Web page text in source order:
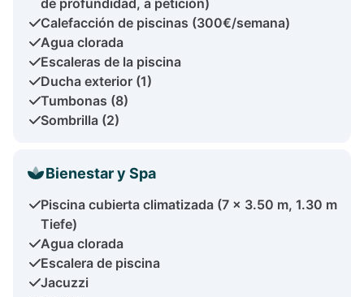
Calefacción de piscinas (300€/semana)
Agua clorada
Escaleras de la piscina
Ducha exterior (1)
Tumbonas (8)
Sombrilla (2)
Bienestar y Spa
Piscina cubierta climatizada (7 x 3.50 m, 1.30 m
Tiefe)
Agua clorada
Escalera de piscina
Jacuzzi